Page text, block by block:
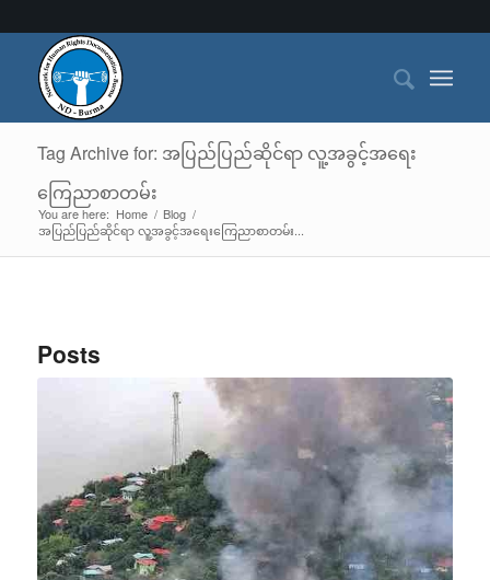
Tag Archive for: အပြည်ပြည်ဆိုင်ရာ လူ့အခွင့်အရေး
ကြေညာစာတမ်း
You are here: Home / Blog /
အပြည်ပြည်ဆိုင်ရာ လူ့အခွင့်အရေးကြေညာစာတမ်း...
Posts